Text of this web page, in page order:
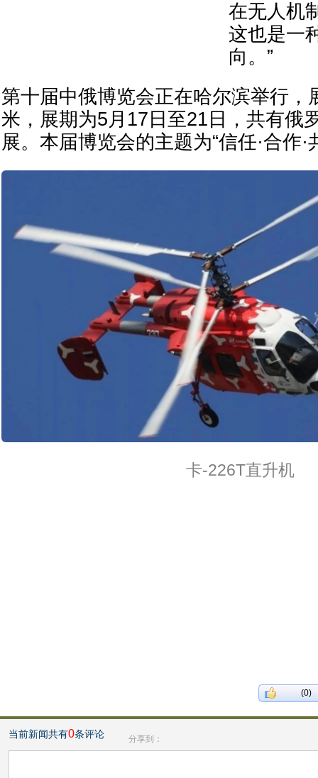
在无人机
这也是一
向。”
第十届中俄博览会正在哈尔滨举行，
米，展期为5月17日至21日，共有俄
展。本届博览会的主题为“信任·合作·
卡-226T直升机
(0)
当前新闻共有0条评论 分享到：